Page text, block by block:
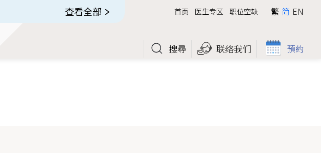
查看全部 首页 医生专区 职位空缺 繁 简 EN
搜尋 联络我们 預約